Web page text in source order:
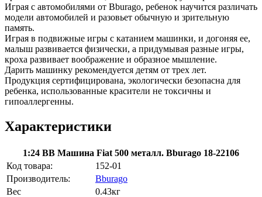
Играя с автомобилями от Bburago, ребенок научится различать
модели автомобилей и разовьет обычную и зрительную
память.
Играя в подвижные игры с катанием машинки, и догоняя ее,
малыш развивается физически, а придумывая разные игры,
кроха развивает воображение и образное мышление.
Дарить машинку рекомендуется детям от трех лет.
Продукция сертифицирована, экологически безопасна для
ребенка, использованные красители не токсичны и
гипоаллергенны.
Характеристики
1:24 BB Машина Fiat 500 металл. Bburago 18-22106
Код товара:
152-01
Производитель:
Bburago
Вес
0.43кг